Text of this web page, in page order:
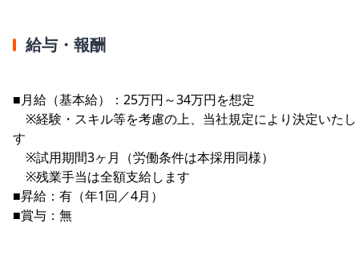
給与・報酬
■月給（基本給）：25万円～34万円を想定
※経験・スキル等を考慮の上、当社規定により決定いた
す
※試用期間3ヶ月（労働条件は本採用同様）
※残業手当は全額支給します
■昇給：有（年1回／4月）
■賞与：無